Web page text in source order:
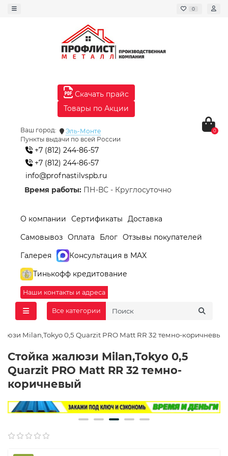
0
Скачать прайс
Товары по Акции
Ваш город:
Эль-Монте
Пункты выдачи по всей России
+7 (812) 244-86-57
+7 (812) 244-86-57
info@profnastilvspb.ru
Время работы: ПН-ВС - Круглосуточно
0
О компании Сертификаты
Доставка
Самовывоз Оплата Блог Отзывы покупателей
Галерея
Консультация в MAX
Тинькофф кредитование
Наши контакты и адреса
Все категории
Milan,Tokyo 0,5 Quarzit PRO Matt RR 32 темно-коричневый
Стойка жалюзи Milan,Tokyo 0,5
Quarzit PRO Matt RR 32 темно-
коричневый